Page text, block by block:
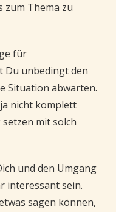
zum Thema zu
für
Du unbedingt den
Situation abwarten.
nicht komplett
mit solch
und den Umgang
interessant sein.
sagen können,